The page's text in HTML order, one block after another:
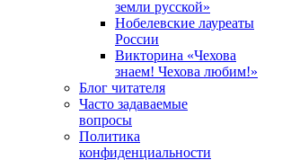
земли русской»
Нобелевские лауреаты
России
Викторина «Чехова
знаем! Чехова любим!»
Блог читателя
Часто задаваемые
вопросы
Политика
конфиденциальности